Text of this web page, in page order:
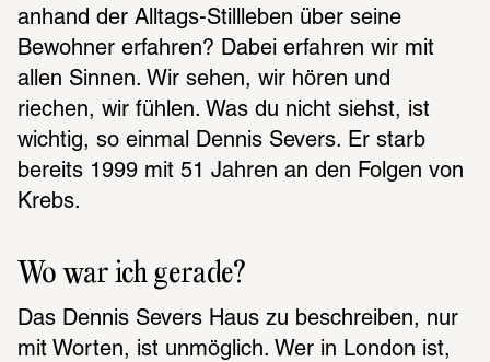
anhand der Alltags-Stillleben über seine
Bewohner erfahren? Dabei erfahren wir mit
allen Sinnen. Wir sehen, wir hören und
riechen, wir fühlen. Was du nicht siehst, ist
wichtig, so einmal Dennis Severs. Er starb
bereits 1999 mit 51 Jahren an den Folgen von
Krebs.
Wo war ich gerade?
Das Dennis Severs Haus zu beschreiben, nur
mit Worten, ist unmöglich. Wer in London ist,